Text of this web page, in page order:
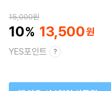
15,000원
10 13,500
YES포인트